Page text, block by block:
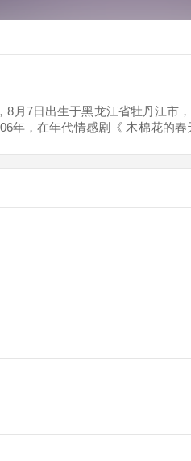
8月7日出生于黑龙江省牡丹江市
年，在年代情感剧《 木棉花的
年，主演抗战剧《 一门三司